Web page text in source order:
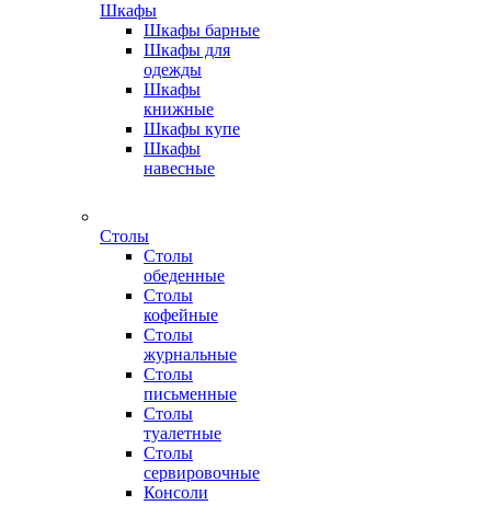
Шкафы
Шкафы барные
Шкафы для
одежды
Шкафы
книжные
Шкафы купе
Шкафы
навесные
Столы
Столы
обеденные
Столы
кофейные
Столы
журнальные
Столы
письменные
Столы
туалетные
Столы
сервировочные
Консоли